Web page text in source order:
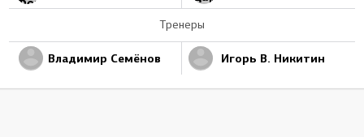
Тренеры
Владимир Семёнов Игорь В. Никитин